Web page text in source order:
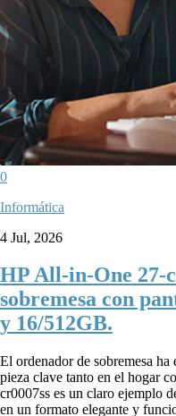
0
Informática
4 Jul, 2026
HP All-in-One 27-
sobremesa con
y 16/512GB.
El ordenador de sobremesa
pieza clave tanto en el hogar
cr0007ss es un claro ejemplo
en un formato elegante y